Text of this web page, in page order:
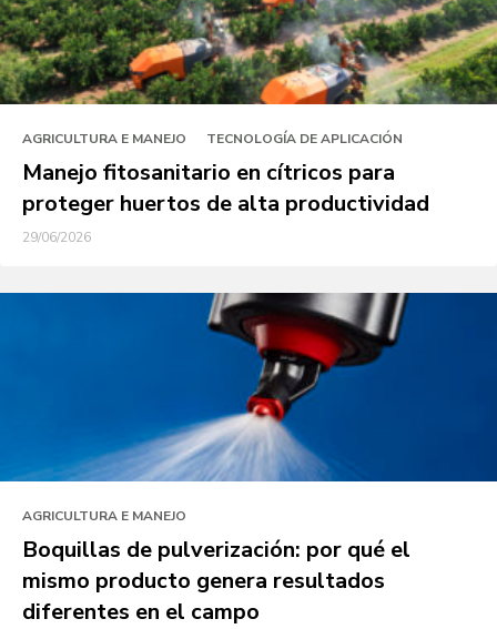
AGRICULTURA E MANEJO TECNOLOGÍA DE APLICACIÓN
Manejo fitosanitario en cítricos para
proteger huertos de alta productividad
29/06/2026
AGRICULTURA E MANEJO
Boquillas de pulverización: por qué el
mismo producto genera resultados
diferentes en el campo